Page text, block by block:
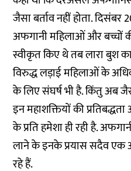
जैसा बर्ताव नहीं होता.
अफगानी महिलाओं और बच्चों
स्वीकृत किए थे तब लारा बुश
विरुद्ध लड़ाई महिलाओं के
के लिए संघर्ष भी है. किंतु अब
इन महाशक्तियों की
के प्रति हमेशा ही रही है.
लाने के इनके प्रयास सदैव एक
रहे हैं.